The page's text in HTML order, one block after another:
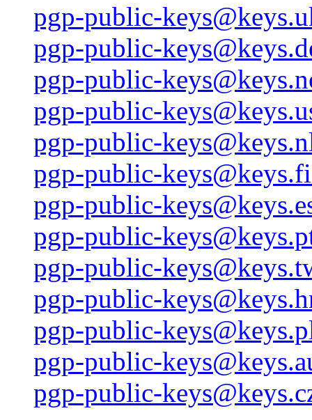
pgp-public-
pgp-public-
pgp-public-
pgp-public-
pgp-public-
pgp-public-
pgp-public-
pgp-public-
pgp-public-
pgp-public-
pgp-public-
pgp-public-
pgp-public-